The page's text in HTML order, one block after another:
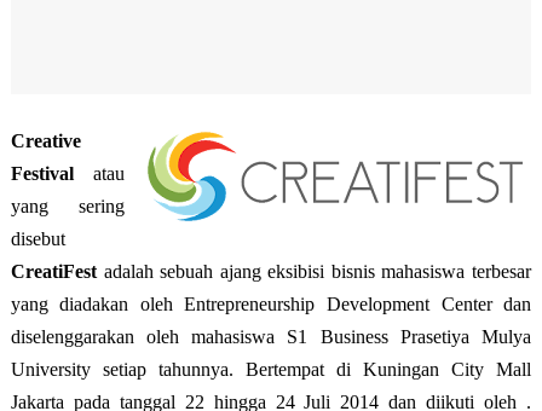
Creative
Festivalatau
yang sering
disebut
CreatiFest adalah sebuah ajang eksibisi bisnis mahasiswa terbesar
yang diadakan oleh Entrepreneurship Development Center dan
diselenggarakan oleh mahasiswa S1 Business Prasetiya Mulya
University setiap tahunnya. Bertempat di Kuningan City Mall
Jakarta pada tanggal 22 hingga 24 Juli 2014 dan diikuti oleh .